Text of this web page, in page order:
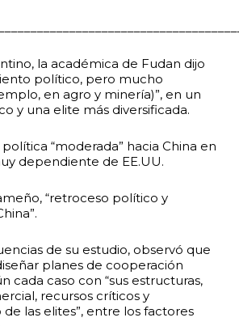
la académica de Fudan dijo
político, pero mucho
en agro y minería)”, en un
y una elite más diversificada.
“moderada” hacia China en
dependiente de EE.UU.
“retroceso político y
de su estudio, observó que
planes de cooperación
cada caso con “sus estructuras,
recursos críticos y
las elites”, entre los factores